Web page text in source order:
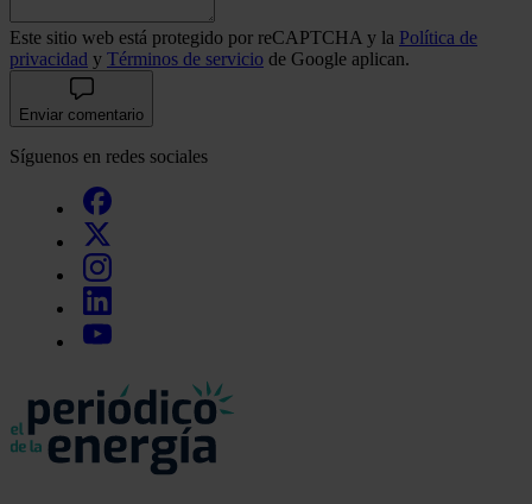
Este sitio web está protegido por reCAPTCHA y la Política de
privacidad y Términos de servicio de Google aplican.
Enviar comentario
Síguenos en redes sociales